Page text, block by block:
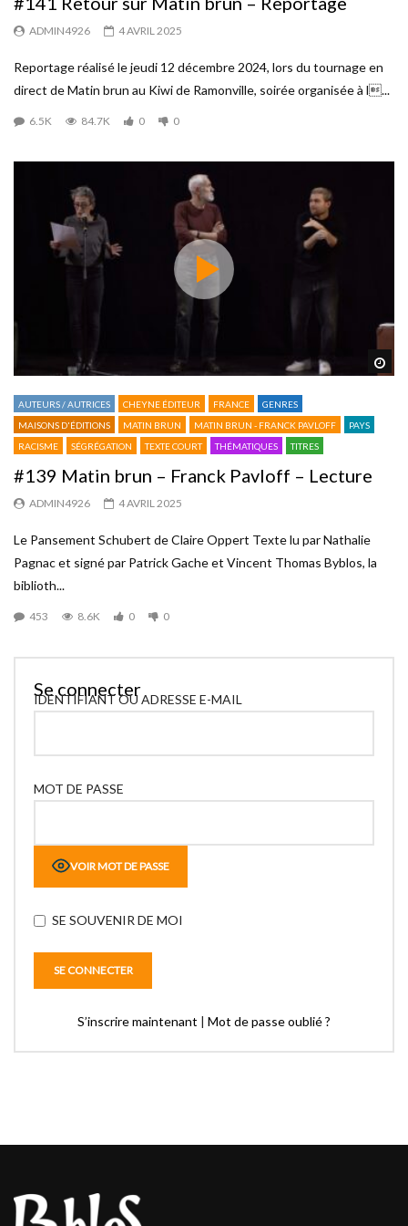
ADMIN4926 4 AVRIL 2025
Reportage réalisé le jeudi 12 décembre 2024, lors du tournage en
direct de Matin brun au Kiwi de Ramonville, soirée organisée à l...
6.5K 84.7K 0 0
AUTEURS / AUTRICES CHEYNE ÉDITEUR FRANCE
GENRES
MAISONS D'ÉDITIONS
MATIN BRUN MATIN BRUN - FRANCK PAVLOFF
PAYS
RACISME
SÉGRÉGATION TEXTE COURT THÉMATIQUES TITRES
#139 Matin brun – Franck Pavloff – Lecture
ADMIN4926 4 AVRIL 2025
Le Pansement Schubert de Claire Oppert Texte lu par Nathalie
Pagnac et signé par Patrick Gache et Vincent Thomas Byblos, la
biblioth...
453 8.6K 0 0
Se connecter
IDENTIFIANT OU ADRESSE E-MAIL
MOT DE PASSE
VOIR MOT DE PASSE
SE SOUVENIR DE MOI
S’inscrire maintenant | Mot de passe oublié ?